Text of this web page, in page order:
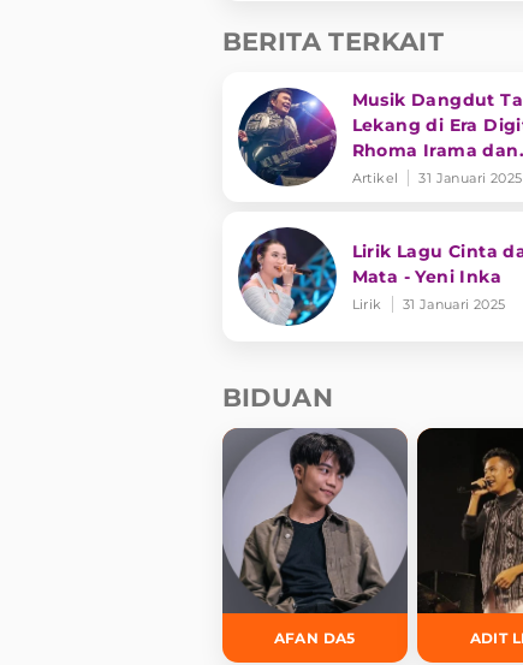
BERITA TERKAIT
Musik Dangdut
Lekang di Era
Rhoma Irama dan
Transformasi Genre
Artikel 31 Januari 2025
Lirik Lagu Cinta
Mata - Yeni Inka
Lirik 31 Januari 2025
BIDUAN
AFAN DA5 ADIT